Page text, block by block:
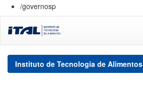
/governosp
navigation
Instituto de Tecnologia de Alimentos